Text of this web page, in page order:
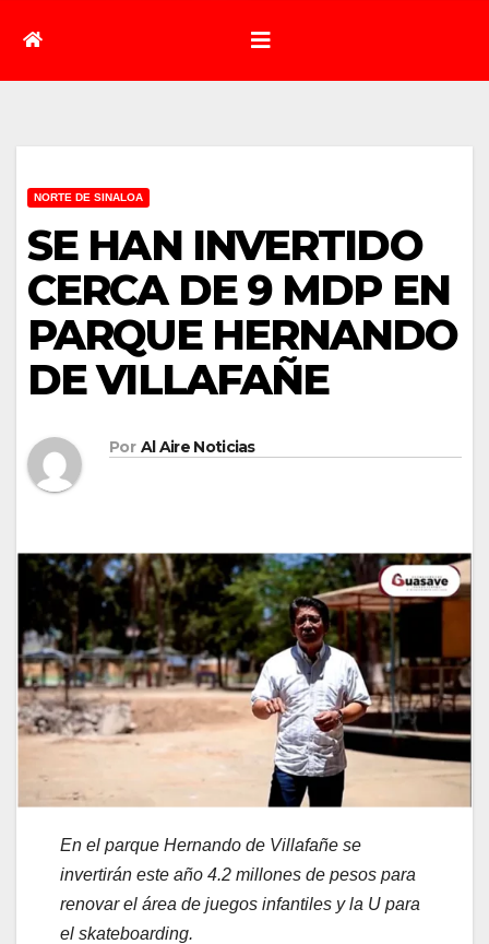
NORTE DE SINALOA
SE HAN INVERTIDO
CERCA DE 9 MDP EN
PARQUE HERNANDO
DE VILLAFAÑE
Por Al Aire Noticias
En el parque Hernando de Villafañe se
invertirán este año 4.2 millones de pesos para
renovar el área de juegos infantiles y la U para
el skateboarding.